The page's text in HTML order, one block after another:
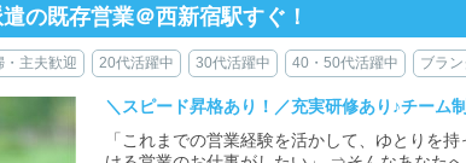
の既存営業＠西新宿駅すぐ！
・主夫歓迎 20代活躍中 30代活躍中 40・50代活躍中 ブラ
＼スピード昇格あり！／充実研修あり♪チーム
「これまでの営業経験を活かして、ゆとりを